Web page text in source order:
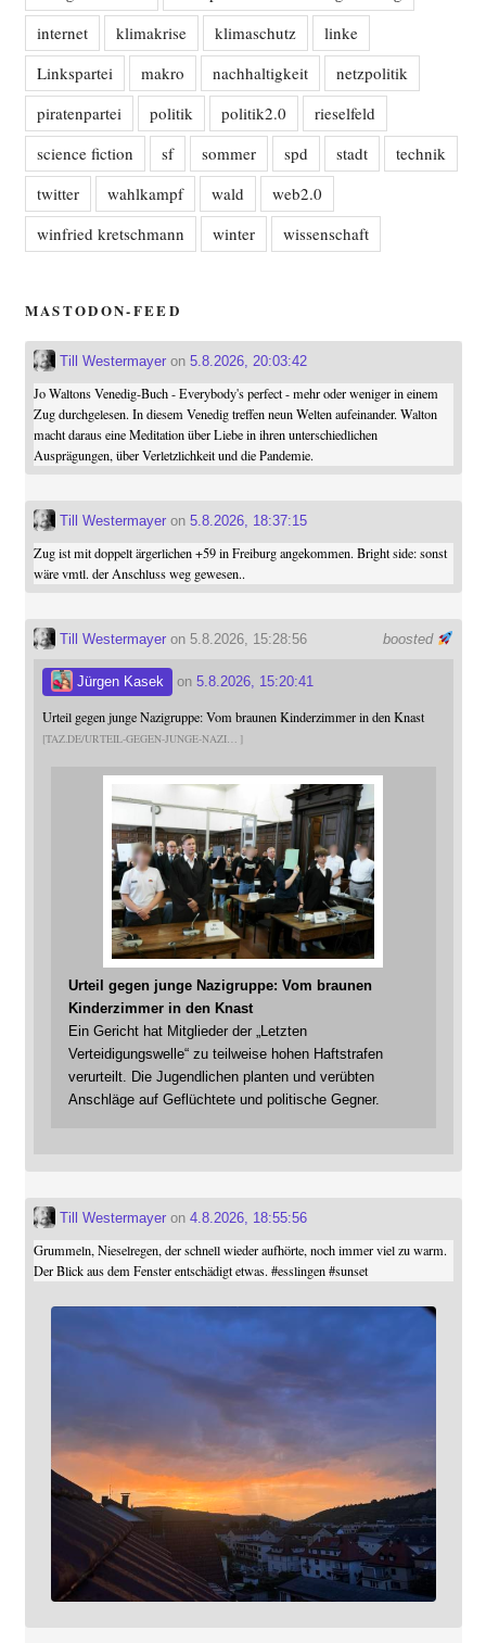
internet
klimakrise klimaschutz
linke
Linkspartei
makro nachhaltigkeit
netzpolitik
piratenpartei
politik politik2.0
rieselfeld
science fiction
sf sommer spd stadt
technik
twitter
wahlkampf wald
web2.0
winfried kretschmann
winter wissenschaft
MASTODON-FEED
Till Westermayeron 5.8.2026, 20:03:42
Jo Waltons Venedig-Buch - Everybody's perfect - mehr oder weniger in einem
Zug durchgelesen. In diesem Venedig treffen neun Welten aufeinander. Walton
macht daraus eine Meditation über Liebe in ihren unterschiedlichen
Ausprägungen, über Verletzlichkeit und die Pandemie.
Till Westermayeron 5.8.2026, 18:37:15
Zug ist mit doppelt ärgerlichen +59 in Freiburg angekommen. Bright side: sonst
wäre vmtl. der Anschluss weg gewesen..
boosted
Till Westermayeron 5.8.2026, 15:28:56
Jürgen Kasek on 5.8.2026, 15:20:41
Urteil gegen junge Nazigruppe: Vom braunen Kinderzimmer in den Knast
TAZ.DE/URTEIL-GEGEN-JUNGE-NAZI
Urteil gegen junge Nazigruppe: Vom braunen
Kinderzimmer in den Knast
Ein Gericht hat Mitglieder der „Letzten
Verteidigungswelle“ zu teilweise hohen Haftstrafen
verurteilt. Die Jugendlichen planten und verübten
Anschläge auf Geflüchtete und politische Gegner.
Till Westermayeron 4.8.2026, 18:55:56
Grummeln, Nieselregen, der schnell wieder aufhörte, noch immer viel zu warm.
Der Blick aus dem Fenster entschädigt etwas.#esslingen #sunset